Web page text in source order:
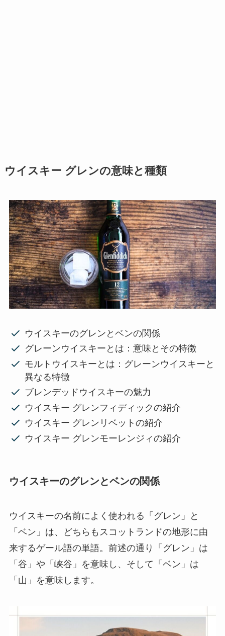
ウイスキー グレンの意味と種類
ウイスキーのグレンとベンの関係
グレーンウイスキーとは：意味とその特徴
モルトウイスキーとは：グレーンウイスキーと
異なる特徴
ブレンデッドウイスキーの魅力
ウイスキー グレンフィディックの紹介
ウイスキー グレンリベットの紹介
ウイスキー グレンモーレンジィの紹介
ウイスキーのグレンとベンの関係
ウイスキーの名前によく使われる「グレン」と
「ベン」は、どちらもスコットランドの地形に由
来するゲール語の単語。前述の通り「グレン」は
「谷」や「峡谷」を意味し、そして「ベン」は
「山」を意味します。